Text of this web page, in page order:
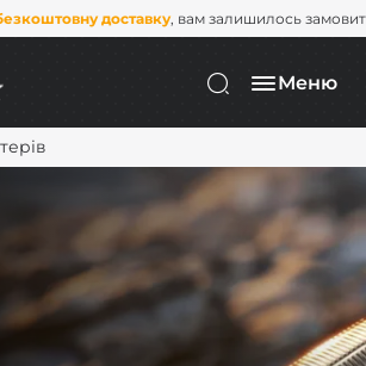
доставку, вам залишилось
Меню